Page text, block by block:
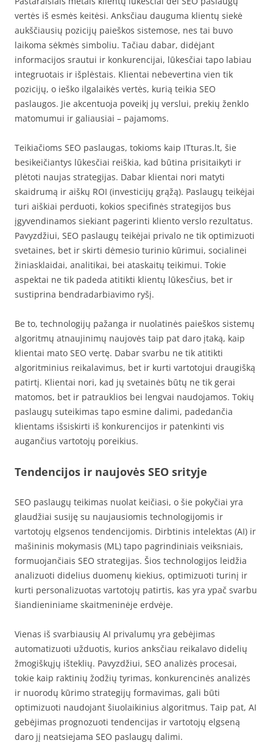
vertės iš esmės keitėsi. Anksčiau dauguma klientų siekė
aukščiausių pozicijų paieškos sistemose, nes tai buvo
laikoma sėkmės simboliu. Tačiau dabar, didėjant
informacijos srautui ir konkurencijai, lūkesčiai tapo labiau
integruotais ir išplėstais. Klientai nebevertina vien tik
pozicijų, o ieško ilgalaikės vertės, kurią teikia SEO
paslaugos. Jie akcentuoja poveikį jų verslui, prekių ženklo
matomumui ir galiausiai – pajamoms.
Teikiačioms SEO paslaugas, tokioms kaip ITturas.lt, šie
besikeičiantys lūkesčiai reiškia, kad būtina prisitaikyti ir
plėtoti naujas strategijas. Dabar klientai nori matyti
skaidrumą ir aiškų ROI (investicijų grąžą). Paslaugų teikėjai
turi aiškiai perduoti, kokios specifinės strategijos bus
įgyvendinamos siekiant pagerinti kliento verslo rezultatus.
Pavyzdžiui, SEO paslaugų teikėjai privalo ne tik optimizuoti
svetaines, bet ir skirti dėmesio turinio kūrimui, socialinei
žiniasklaidai, analitikai, bei ataskaitų teikimui. Tokie
aspektai ne tik padeda atitikti klientų lūkesčius, bet ir
sustiprina bendradarbiavimo ryšį.
Be to, technologijų pažanga ir nuolatinės paieškos sistemų
algoritmų atnaujinimų naujovės taip pat daro įtaką, kaip
klientai mato SEO vertę. Dabar svarbu ne tik atitikti
algoritminius reikalavimus, bet ir kurti vartotojui draugišką
patirtį. Klientai nori, kad jų svetainės būtų ne tik gerai
matomos, bet ir patrauklios bei lengvai naudojamos. Tokių
paslaugų suteikimas tapo esmine dalimi, padedančia
klientams išsiskirti iš konkurencijos ir patenkinti vis
augančius vartotojų poreikius.
Tendencijos ir naujovės SEO srityje
SEO paslaugų teikimas nuolat keičiasi, o šie pokyčiai yra
glaudžiai susiję su naujausiomis technologijomis ir
vartotojų elgsenos tendencijomis. Dirbtinis intelektas (AI) ir
mašininis mokymasis (ML) tapo pagrindiniais veiksniais,
formuojančiais SEO strategijas. Šios technologijos leidžia
analizuoti didelius duomenų kiekius, optimizuoti turinį ir
kurti personalizuotas vartotojų patirtis, kas yra ypač svarbu
šiandieniniame skaitmeninėje erdvėje.
Vienas iš svarbiausių AI privalumų yra gebėjimas
automatizuoti užduotis, kurios anksčiau reikalavo didelių
žmogiškųjų išteklių. Pavyzdžiui, SEO analizės procesai,
tokie kaip raktinių žodžių tyrimas, konkurencinės analizės
ir nuorodų kūrimo strategijų formavimas, gali būti
optimizuoti naudojant šiuolaikinius algoritmus. Taip pat, AI
gebėjimas prognozuoti tendencijas ir vartotojų elgseną
daro jį neatsiejama SEO paslaugų dalimi.